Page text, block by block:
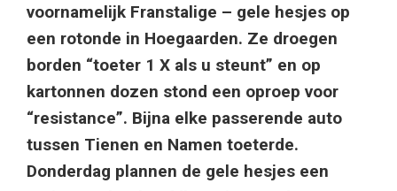
voornamelijk Franstalige – gele hesjes op
een rotonde in Hoegaarden. Ze droegen
borden “toeter 1 X als u steunt” en op
kartonnen dozen stond een oproep voor
“resistance”. Bijna elke passerende auto
tussen Tienen en Namen toeterde.
Donderdag plannen de gele hesjes een